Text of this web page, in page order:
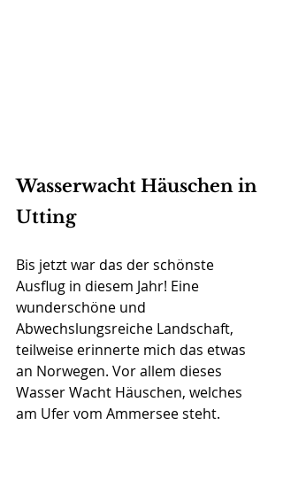
Wasserwacht Häuschen in
Utting
Bis jetzt war das der schönste
Ausflug in diesem Jahr! Eine
wunderschöne und
Abwechslungsreiche Landschaft,
teilweise erinnerte mich das etwas
an Norwegen. Vor allem dieses
Wasser Wacht Häuschen, welches
am Ufer vom Ammersee steht.